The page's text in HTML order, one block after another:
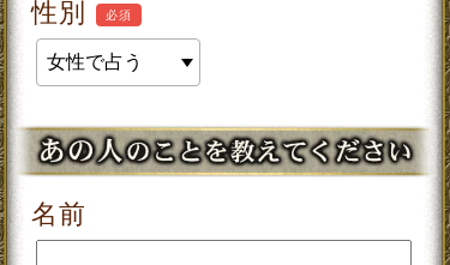
性別 必須
名前